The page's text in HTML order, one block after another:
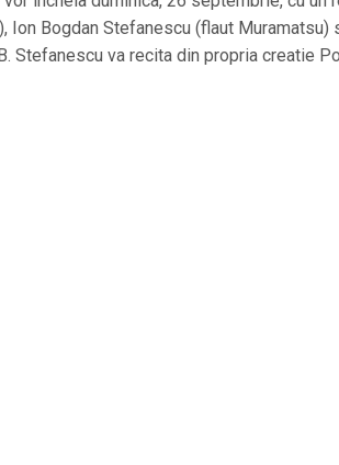
Ion Bogdan Stefanescu (flaut Muramatsu)
Stefanescu va recita din propria creatie